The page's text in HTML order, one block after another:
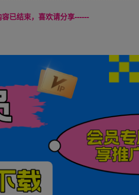
已结束，喜欢请分享------